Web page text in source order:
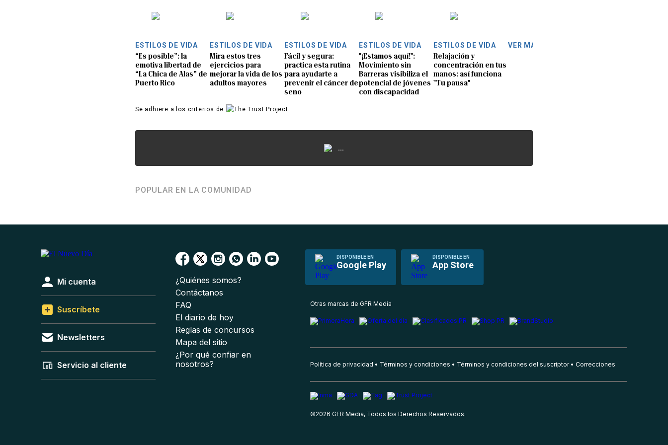
ESTILOS DE VIDA
“Es posible”: la
emotiva libertad de
“La Chica de Alas” de
Puerto Rico
ESTILOS DE VIDA
Mira estos tres
ejercicios para
mejorar la vida de los
adultos mayores
ESTILOS DE VIDA
Fácil y segura:
practica esta rutina
para ayudarte a
prevenir el cáncer de
seno
ESTILOS DE VIDA
"¡Estamos aquí!":
Movimiento sin
Barreras visibiliza el
potencial de jóvenes
con discapacidad
ESTILOS DE VIDA
Relajación y
concentración en tus
manos: así funciona
"Tu pausa"
VER MÁS
Se adhiere a los criterios de
...
POPULAR EN LA COMUNIDAD
DISPONIBLE EN
Google Play
DISPONIBLE EN
App Store
Mi cuenta
Suscríbete
Newsletters
Servicio al cliente
¿Quiénes somos?
Contáctanos
FAQ
El diario de hoy
Reglas de concursos
Mapa del sitio
¿Por qué confiar en
nosotros?
Otras marcas de GFR Media
Política de privacidad Términos y condiciones Términos y condiciones del suscriptor Correcciones
©2026 GFR Media, Todos los Derechos Reservados.